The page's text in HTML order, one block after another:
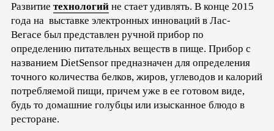
Развитие технологий не стает удивлять. В конце 2015
года на выставке электронных инноваций в Лас-
Вегасе был представлен ручной прибор по
определению питательных веществ в пище. Прибор с
названием DietSensor предназначен для определения
точного количества белков, жиров, углеводов и калорий
потребляемой пищи, причем уже в ее готовом виде,
будь то домашние голубцы или изысканное блюдо в
ресторане.